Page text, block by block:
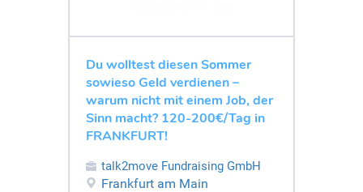
Du wolltest diesen Sommer
sowieso Geld verdienen –
warum nicht mit einem Job, der
Sinn macht? 120-200€/Tag in
FRANKFURT!
talk2move Fundraising GmbH
Frankfurt am Main